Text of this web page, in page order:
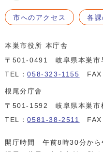
市へのアクセス 各
本巣市役所 本庁舎
〒501-0491 岐阜県本巣市
TEL：058-323-1155 FAX
根尾分庁舎
〒501-1592 岐阜県本巣市
TEL：0581-38-2511 FAX
開庁時間 午前8時30分から